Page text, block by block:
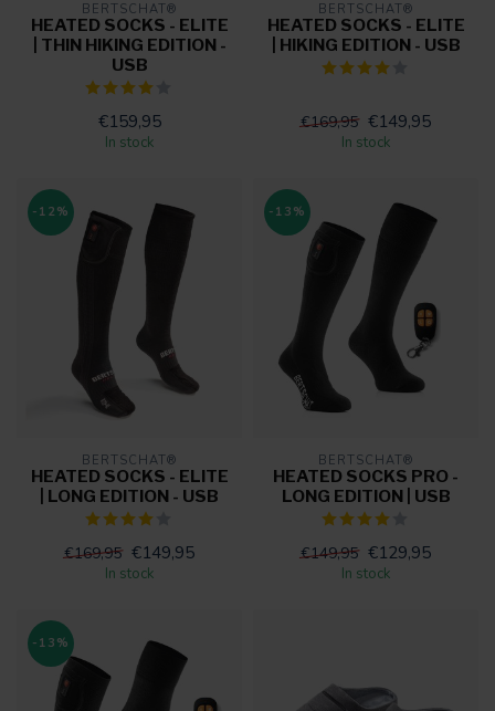
BERTSCHAT®
HEATED SOCKS - ELITE
| THIN HIKING EDITION -
USB
€159,95
In stock
BERTSCHAT®
HEATED SOCKS - ELITE
| HIKING EDITION - USB
€169,95 €149,95
In stock
-12%
BERTSCHAT®
HEATED SOCKS - ELITE
| LONG EDITION - USB
€169,95 €149,95
In stock
-13%
BERTSCHAT®
HEATED SOCKS PRO -
LONG EDITION | USB
€149,95 €129,95
In stock
-13%